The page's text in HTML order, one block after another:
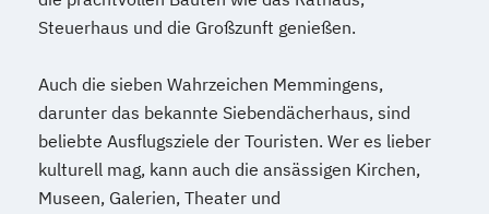
Steuerhaus und die Großzunft genießen.
Auch die sieben Wahrzeichen Memmingens,
darunter das bekannte Siebendächerhaus, sind
beliebte Ausflugsziele der Touristen. Wer es lieber
kulturell mag, kann auch die ansässigen Kirchen,
Museen, Galerien, Theater und